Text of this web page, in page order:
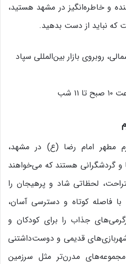
و خاطره‌انگیز در مشهد هستید،
که نباید از دست بدهید.
روبروی بازار بین‌المللی سپاد
شب
مطهر امام رضا (ع) در مشهد،
و گردشگرانی هستند که می‌خواهند
لحظاتی شاد و پرهیجان را
با فاصله کوتاه و دسترسی آسان،
جذاب را برای کودکان و
شهربازی‌های قدیمی و دوست‌داشتنی
مدرن‌تر مثل سرزمین